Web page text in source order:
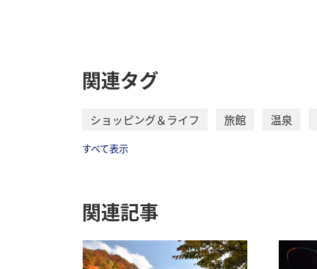
関連タグ
ショッピング＆ライフ 旅館 温泉
すべて表示
関連記事